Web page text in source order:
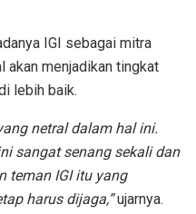
IGI sebagai mitra
akan menjadikan tingkat
lebih baik.
netral dalam hal ini.
sangat senang sekali dan
teman IGI itu yang
harus dijaga,”ujarnya.